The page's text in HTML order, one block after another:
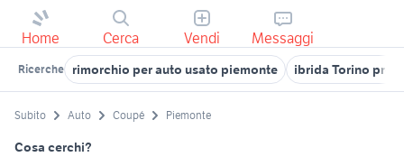
Home Cerca Vendi Messaggi
Ricerche rimorchio per auto usato piemonte ibrida Torino
Subito Auto Coupé Piemonte
Cosa cerchi?